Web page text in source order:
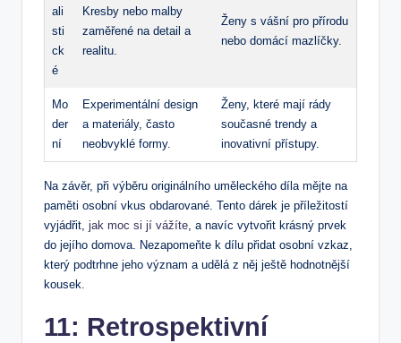
ali
sti
ck
é
Kresby nebo malby
zaměřené na detail a
realitu.
Ženy s vášní pro přírodu
nebo domácí mazlíčky.
Mo
der
ní
Experimentální design
a materiály, často
neobvyklé formy.
Ženy, které mají rády
současné trendy a
inovativní přístupy.
Na závěr, při výběru originálního uměleckého díla mějte na
paměti osobní vkus obdarované. Tento dárek je příležitostí
vyjádřit, jak moc si jí vážíte, a navíc vytvořit krásný prvek
do jejího domova. Nezapomeňte k dílu přidat osobní vzkaz,
který podtrhne jeho význam a udělá z něj ještě hodnotnější
kousek.
11: Retrospektivní